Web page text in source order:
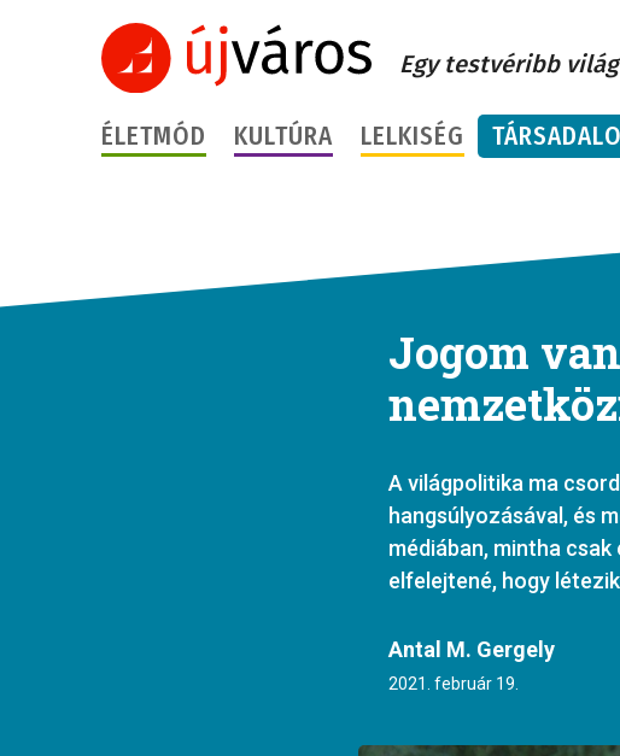
Egy testvéribb
ÉLETMÓD KULTÚRA LELKISÉG
Jogom
A világpolitika ma
hangsúlyozásával, és
médiában, mintha
elfelejtené, hogy
Antal M. Gergely
2021. február 19.